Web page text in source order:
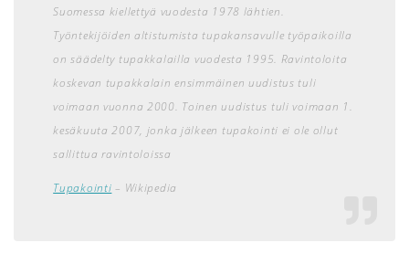
Suomessa kiellettyä vuodesta 1978 lähtien.
Työntekijöiden altistumista tupakansavulle työpaikoilla
on säädelty tupakkalailla vuodesta 1995. Ravintoloita
koskevan tupakkalain ensimmäinen uudistus tuli
voimaan vuonna 2000. Toinen uudistus tuli voimaan 1.
kesäkuuta 2007, jonka jälkeen tupakointi ei ole ollut
sallittua ravintoloissa
Tupakointi – Wikipedia